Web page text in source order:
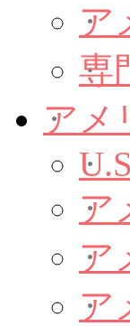
ア
専
アメ
ア
ア
ア